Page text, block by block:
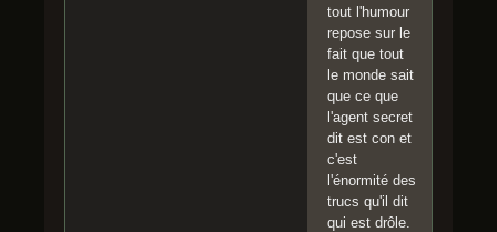
tout l'humour
repose sur le
fait que tout
le monde sait
que ce que
l'agent secret
dit est con et
c'est
l'énormité des
trucs qu'il dit
qui est drôle.